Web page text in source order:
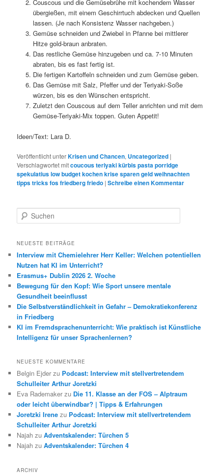
Couscous und die Gemüsebrühe mit kochendem Wasser
übergießen, mit einem Geschirrtuch abdecken und Quellen
lassen. (Je nach Konsistenz Wasser nachgeben.)
Gemüse schneiden und Zwiebel in Pfanne bei mittlerer
Hitze gold-braun anbraten.
Das restliche Gemüse hinzugeben und ca. 7-10 Minuten
abraten, bis es fast fertig ist.
Die fertigen Kartoffeln schneiden und zum Gemüse geben.
Das Gemüse mit Salz, Pfeffer und der Teriyaki-Soße
würzen, bis es den Wünschen entspricht.
Zuletzt den Couscous auf dem Teller anrichten und mit dem
Gemüse-Teriyaki-Mix toppen. Guten Appetit!
Ideen/Text: Lara D.
Veröffentlicht unterKrisen und Chancen, Uncategorized |
Verschlagwortet mitcoucous teriyaki kürbis pasta porridge
spekulatius low budget kochen krise sparen geld weihnachten
tipps tricks fos friedberg friedo |Schreibe einen Kommentar
u
h
n
NEUESTE BEITRÄGE
Interview mit Chemielehrer Herr Keller: Welchen potentiellen
Nutzen hat KI im Unterricht?
Erasmus+ Dublin 2026 2. Woche
Bewegung für den Kopf: Wie Sport unsere mentale
Gesundheit beeinflusst
Die Selbstverständlichkeit in Gefahr – Demokratiekonferenz
in Friedberg
KI im Fremdsprachenunterricht: Wie praktisch ist Künstliche
Intelligenz für unser Sprachenlernen?
NEUESTE KOMMENTARE
Belgin Ejder zu Podcast: Interview mit stellvertretendem
Schulleiter Arthur Joretzki
Eva Rademaker zu Die 11. Klasse an der FOS – Alptraum
oder leicht überwindbar? | Tipps & Erfahrungen
Joretzki Irene zu Podcast: Interview mit stellvertretendem
Schulleiter Arthur Joretzki
Najah zuAdventskalender: Türchen 5
Najah zuAdventskalender: Türchen 4
ARCHIV